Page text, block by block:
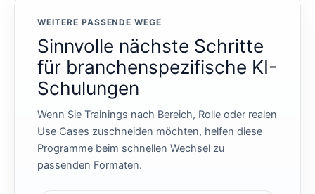
WEITERE PASSENDE WEGE
Sinnvolle nächste Schritte
für branchenspezifische KI-
Schulungen
Wenn Sie Trainings nach Bereich, Rolle oder realen
Use Cases zuschneiden möchten, helfen diese
Programme beim schnellen Wechsel zu
passenden Formaten.